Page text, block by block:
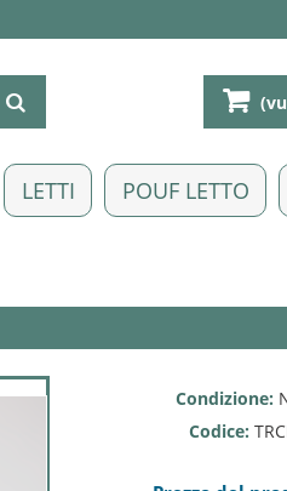
LETTI POUF LETTO
Condizione:
Codice: